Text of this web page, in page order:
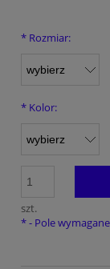
* Rozmiar:
* Kolor:
szt.
*- Pole wymagane